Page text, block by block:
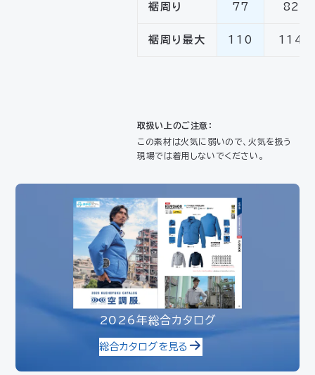
裾周り 77 82
裾周り最大 110 114
取扱い上のご注意：
この素材は火気に弱いので、火気を扱う
現場では着用しないでください。
2026年総合カタログ
総合カタログを見る